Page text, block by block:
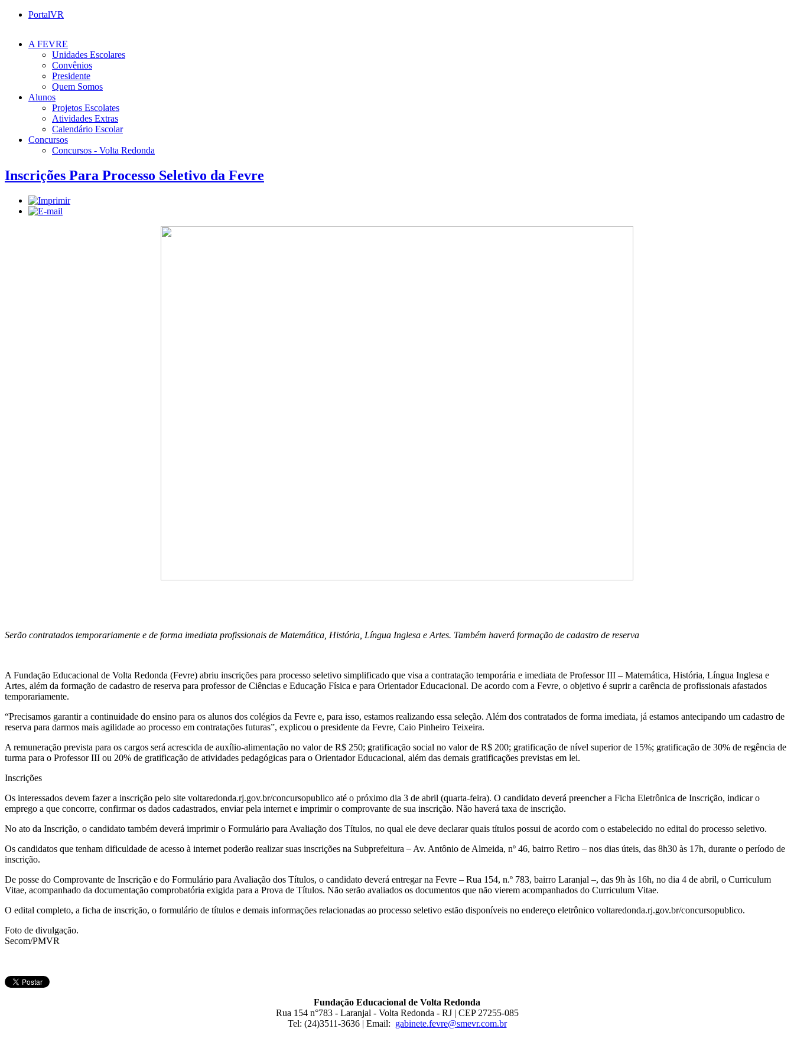
PortalVR
A FEVRE
Unidades Escolares
Convênios
Presidente
Quem Somos
Alunos
Projetos Escolates
Atividades Extras
Calendário Escolar
Concursos
Concursos - Volta Redonda
Inscrições Para Processo Seletivo da Fevre
Serão contratados temporariamente e de forma imediata profissionais de Matemática, História, Língua Inglesa e Artes. Também haverá formação de cadastro de reserva
A Fundação Educacional de Volta Redonda (Fevre) abriu inscrições para processo seletivo simplificado que visa a contratação temporária e imediata de Professor III – Matemática, História, Língua Inglesa e
Artes, além da formação de cadastro de reserva para professor de Ciências e Educação Física e para Orientador Educacional. De acordo com a Fevre, o objetivo é suprir a carência de profissionais afastados
temporariamente.
“Precisamos garantir a continuidade do ensino para os alunos dos colégios da Fevre e, para isso, estamos realizando essa seleção. Além dos contratados de forma imediata, já estamos antecipando um cadastro de
reserva para darmos mais agilidade ao processo em contratações futuras”, explicou o presidente da Fevre, Caio Pinheiro Teixeira.
A remuneração prevista para os cargos será acrescida de auxílio-alimentação no valor de R$ 250; gratificação social no valor de R$ 200; gratificação de nível superior de 15%; gratificação de 30% de regência de
turma para o Professor III ou 20% de gratificação de atividades pedagógicas para o Orientador Educacional, além das demais gratificações previstas em lei.
Inscrições
Os interessados devem fazer a inscrição pelo site voltaredonda.rj.gov.br/concursopublico até o próximo dia 3 de abril (quarta-feira). O candidato deverá preencher a Ficha Eletrônica de Inscrição, indicar o
emprego a que concorre, confirmar os dados cadastrados, enviar pela internet e imprimir o comprovante de sua inscrição. Não haverá taxa de inscrição.
No ato da Inscrição, o candidato também deverá imprimir o Formulário para Avaliação dos Títulos, no qual ele deve declarar quais títulos possui de acordo com o estabelecido no edital do processo seletivo.
Os candidatos que tenham dificuldade de acesso à internet poderão realizar suas inscrições na Subprefeitura – Av. Antônio de Almeida, nº 46, bairro Retiro – nos dias úteis, das 8h30 às 17h, durante o período de
inscrição.
De posse do Comprovante de Inscrição e do Formulário para Avaliação dos Títulos, o candidato deverá entregar na Fevre – Rua 154, n.º 783, bairro Laranjal –, das 9h às 16h, no dia 4 de abril, o Curriculum
Vitae, acompanhado da documentação comprobatória exigida para a Prova de Títulos. Não serão avaliados os documentos que não vierem acompanhados do Curriculum Vitae.
O edital completo, a ficha de inscrição, o formulário de títulos e demais informações relacionadas ao processo seletivo estão disponíveis no endereço eletrônico voltaredonda.rj.gov.br/concursopublico.
Foto de divulgação.
Secom/PMVR
Fundação Educacional de Volta Redonda
Rua 154 n°783 - Laranjal - Volta Redonda - RJ | CEP 27255-085
Tel: (24)3511-3636 | Email: gabinete.fevre@smevr.com.br